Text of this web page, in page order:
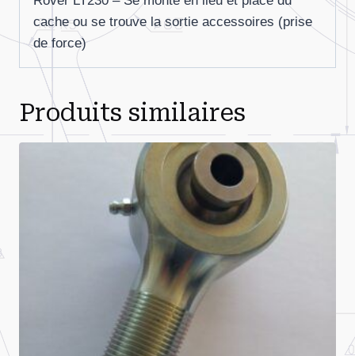
cache ou se trouve la sortie accessoires (prise
de force)
Produits similaires